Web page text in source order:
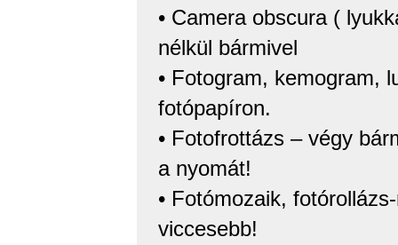
• Camera obscura (
nélkül bármivel
• Fotogram, kemogram,
fotópapíron.
• Fotofrottázs – végy
a nyomát!
• Fotómozaik,
viccesebb!